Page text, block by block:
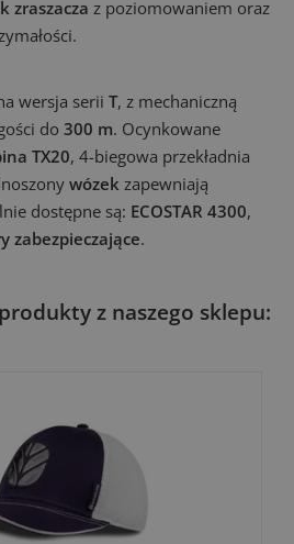
zraszacza z poziomowaniem oraz
wersja serii T, z mechaniczną
do 300 m. Ocynkowane
TX20, 4-biegowa przekładnia
wózek zapewniają
dostępne są: ECOSTAR 4300,
zabezpieczające.
z naszego sklepu: